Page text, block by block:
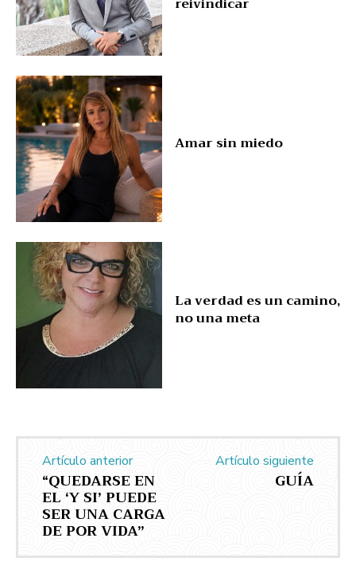
Amar sin miedo
La verdad es un camino,
no una meta
Artículo anterior
“QUEDARSE EN
EL ‘Y SI’ PUEDE
SER UNA CARGA
DE POR VIDA”
Artículo siguiente
GUÍA